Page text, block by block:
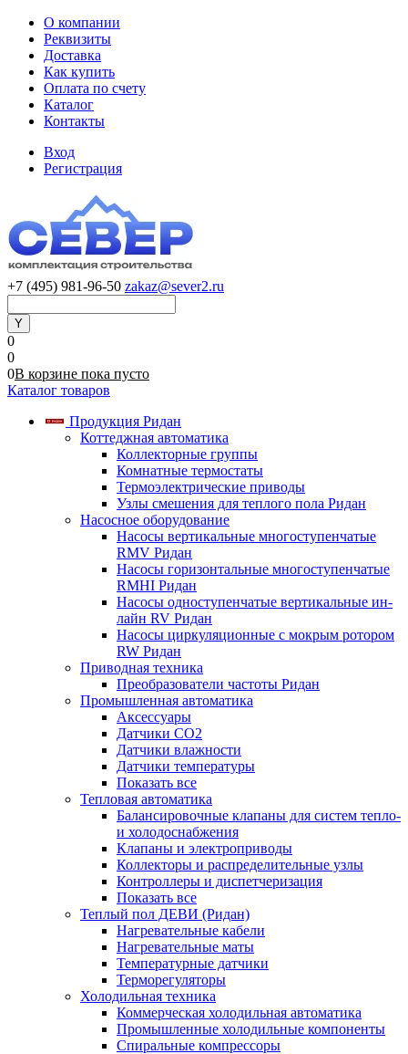
О компании
Реквизиты
Доставка
Как купить
Оплата по счету
Каталог
Контакты
Вход
Регистрация
+7 (495) 981-96-50 zakaz@sever2.ru
0
0
0В корзине пока пусто
Каталог товаров
Продукция Ридан
Коттеджная автоматика
Коллекторные группы
Комнатные термостаты
Термоэлектрические приводы
Узлы смешения для теплого пола Ридан
Насосное оборудование
Насосы вертикальные многоступенчатые
RMV Ридан
Насосы горизонтальные многоступенчатые
RMHI Ридан
Насосы одноступенчатые вертикальные ин-
лайн RV Ридан
Насосы циркуляционные с мокрым ротором
RW Ридан
Приводная техника
Преобразователи частоты Ридан
Промышленная автоматика
Аксессуары
Датчики CO2
Датчики влажности
Датчики температуры
Показать все
Тепловая автоматика
Балансировочные клапаны для систем тепло-
и холодоснабжения
Клапаны и электроприводы
Коллекторы и распределительные узлы
Контроллеры и диспетчеризация
Показать все
Теплый пол ДЕВИ (Ридан)
Нагревательные кабели
Нагревательные маты
Температурные датчики
Терморегуляторы
Холодильная техника
Коммерческая холодильная автоматика
Промышленные холодильные компоненты
Спиральные компрессоры